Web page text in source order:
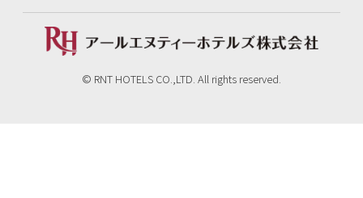
© RNT HOTELS CO.,LTD. All rights reserved.